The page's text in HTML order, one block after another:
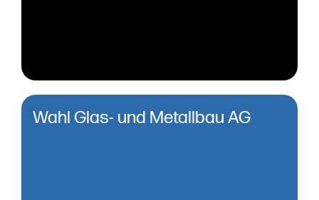
Wahl Glas- und Metallbau AG